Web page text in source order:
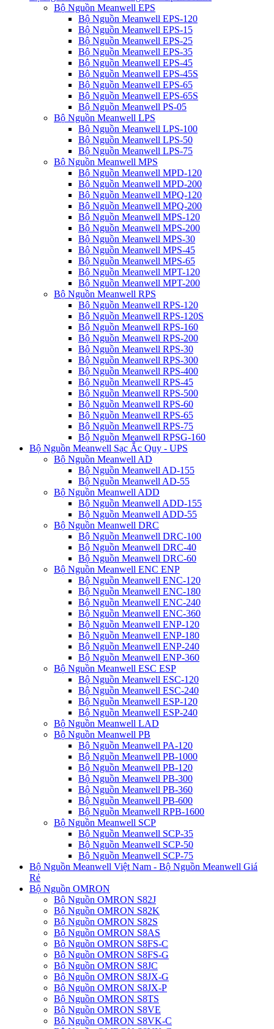
Bộ Nguồn Meanwell EPS
Bộ Nguồn Meanwell EPS-120
Bộ Nguồn Meanwell EPS-15
Bộ Nguồn Meanwell EPS-25
Bộ Nguồn Meanwell EPS-35
Bộ Nguồn Meanwell EPS-45
Bộ Nguồn Meanwell EPS-45S
Bộ Nguồn Meanwell EPS-65
Bộ Nguồn Meanwell EPS-65S
Bộ Nguồn Meanwell PS-05
Bộ Nguồn Meanwell LPS
Bộ Nguồn Meanwell LPS-100
Bộ Nguồn Meanwell LPS-50
Bộ Nguồn Meanwell LPS-75
Bộ Nguồn Meanwell MPS
Bộ Nguồn Meanwell MPD-120
Bộ Nguồn Meanwell MPD-200
Bộ Nguồn Meanwell MPQ-120
Bộ Nguồn Meanwell MPQ-200
Bộ Nguồn Meanwell MPS-120
Bộ Nguồn Meanwell MPS-200
Bộ Nguồn Meanwell MPS-30
Bộ Nguồn Meanwell MPS-45
Bộ Nguồn Meanwell MPS-65
Bộ Nguồn Meanwell MPT-120
Bộ Nguồn Meanwell MPT-200
Bộ Nguồn Meanwell RPS
Bộ Nguồn Meanwell RPS-120
Bộ Nguồn Meanwell RPS-120S
Bộ Nguồn Meanwell RPS-160
Bộ Nguồn Meanwell RPS-200
Bộ Nguồn Meanwell RPS-30
Bộ Nguồn Meanwell RPS-300
Bộ Nguồn Meanwell RPS-400
Bộ Nguồn Meanwell RPS-45
Bộ Nguồn Meanwell RPS-500
Bộ Nguồn Meanwell RPS-60
Bộ Nguồn Meanwell RPS-65
Bộ Nguồn Meanwell RPS-75
Bộ Nguồn Meanwell RPSG-160
Bộ Nguồn Meanwell Sạc Ắc Quy - UPS
Bộ Nguồn Meanwell AD
Bộ Nguồn Meanwell AD-155
Bộ Nguồn Meanwell AD-55
Bộ Nguồn Meanwell ADD
Bộ Nguồn Meanwell ADD-155
Bộ Nguồn Meanwell ADD-55
Bộ Nguồn Meanwell DRC
Bộ Nguồn Meanwell DRC-100
Bộ Nguồn Meanwell DRC-40
Bộ Nguồn Meanwell DRC-60
Bộ Nguồn Meanwell ENC ENP
Bộ Nguồn Meanwell ENC-120
Bộ Nguồn Meanwell ENC-180
Bộ Nguồn Meanwell ENC-240
Bộ Nguồn Meanwell ENC-360
Bộ Nguồn Meanwell ENP-120
Bộ Nguồn Meanwell ENP-180
Bộ Nguồn Meanwell ENP-240
Bộ Nguồn Meanwell ENP-360
Bộ Nguồn Meanwell ESC ESP
Bộ Nguồn Meanwell ESC-120
Bộ Nguồn Meanwell ESC-240
Bộ Nguồn Meanwell ESP-120
Bộ Nguồn Meanwell ESP-240
Bộ Nguồn Meanwell LAD
Bộ Nguồn Meanwell PB
Bộ Nguồn Meanwell PA-120
Bộ Nguồn Meanwell PB-1000
Bộ Nguồn Meanwell PB-120
Bộ Nguồn Meanwell PB-300
Bộ Nguồn Meanwell PB-360
Bộ Nguồn Meanwell PB-600
Bộ Nguồn Meanwell RPB-1600
Bộ Nguồn Meanwell SCP
Bộ Nguồn Meanwell SCP-35
Bộ Nguồn Meanwell SCP-50
Bộ Nguồn Meanwell SCP-75
Bộ Nguồn Meanwell Việt Nam - Bộ Nguồn Meanwell Giá
Rẻ
Bộ Nguồn OMRON
Bộ Nguồn OMRON S82J
Bộ Nguồn OMRON S82K
Bộ Nguồn OMRON S82S
Bộ Nguồn OMRON S8AS
Bộ Nguồn OMRON S8FS-C
Bộ Nguồn OMRON S8FS-G
Bộ Nguồn OMRON S8JC
Bộ Nguồn OMRON S8JX-G
Bộ Nguồn OMRON S8JX-P
Bộ Nguồn OMRON S8TS
Bộ Nguồn OMRON S8VE
Bộ Nguồn OMRON S8VK-C